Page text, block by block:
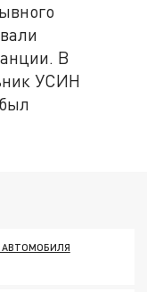
В
УСИН
АВТОМОБИЛЯ